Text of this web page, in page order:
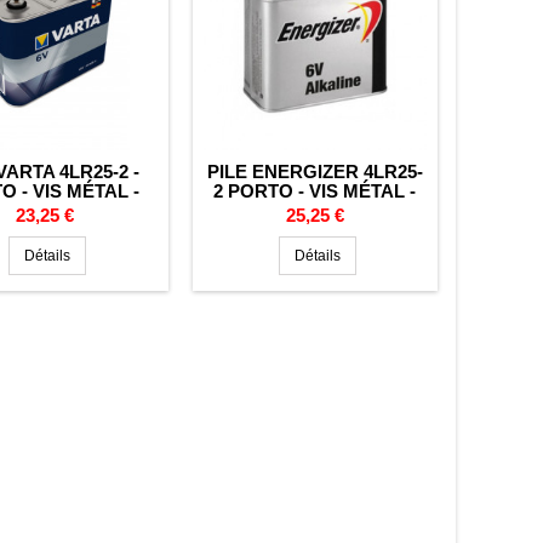
4LR25-2 -
- VIS MÉTAL -
- 6V
Prix
23,25 €
Détails
PILE ENERGIZER 4LR25-
2 PORTO - VIS MÉTAL -
LR820 - ALCALINE - 6V
Prix
25,25 €
Détails